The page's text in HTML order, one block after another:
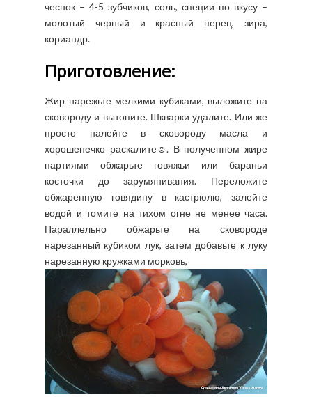
чеснок – 4-5 зубчиков, соль, специи по вкусу –
молотый черный и красный перец, зира,
кориандр.
Приготовление:
Жир нарежьте мелкими кубиками, выложите на
сковороду и вытопите. Шкварки удалите. Или же
просто налейте в сковороду масла и
хорошенечко раскалите☺. В полученном жире
партиями обжарьте говяжьи или бараньи
косточки до зарумянивания. Переложите
обжаренную говядину в кастрюлю, залейте
водой и томите на тихом огне не менее часа.
Параллельно обжарьте на сковороде
нарезанный кубиком лук, затем добавьте к луку
нарезанную кружками морковь,